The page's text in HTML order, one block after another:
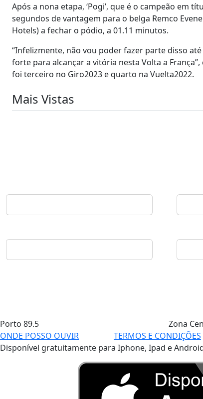
Após a nona etapa, ‘Pogi’, que é o campeão
segundos de vantagem para o belga Remco
Hotels) a fechar o pódio, a 01.11 minutos.
“Infelizmente, não vou poder fazer parte disso
forte para alcançar a vitória nesta Volta a
foi terceiro no Giro2023 e quarto na Vuelta2022.
Mais Vistas
Porto 89.5 Zona
ONDE POSSO OUVIR
TERMOS E CONDIÇÕES
Disponível gratuitamente para Iphone, Ipad e